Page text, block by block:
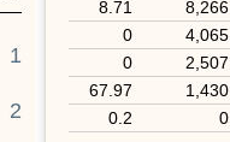
8,266
8.71
4,065
0
2,507
0
1,430
67.97
0
0.2
1
2